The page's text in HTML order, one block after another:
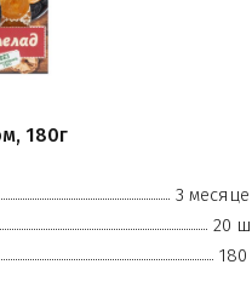
180г
3
20
180